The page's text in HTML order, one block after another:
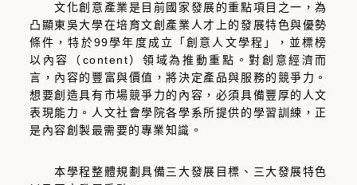
文化創意產業是目前國家發展的重點項目之一，為
凸顯東吳大學在培育文創產業人才上的發展特色與優勢
條件，特於99學年度成立「創意人文學程」，並標榜
以內容（content）領域為推動重點。對創意經濟而
言，內容的豐富與價值，將決定產品與服務的競爭力。
想要創造具有市場競爭力的內容，必須具備豐厚的人文
表現能力。人文社會學院各學系所提供的學習訓練，正
是內容創製最需要的專業知識。
本學程整體規劃具備三大發展目標、三大發展特色